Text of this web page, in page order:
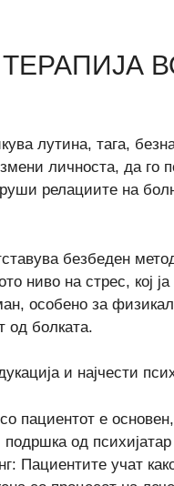
лутина, тага,
личноста, да го
релациите на
безбеден
ниво на стрес, кој
особено за
од болката.
и најчести
пациентот е
од психијатар
Пациентите учат